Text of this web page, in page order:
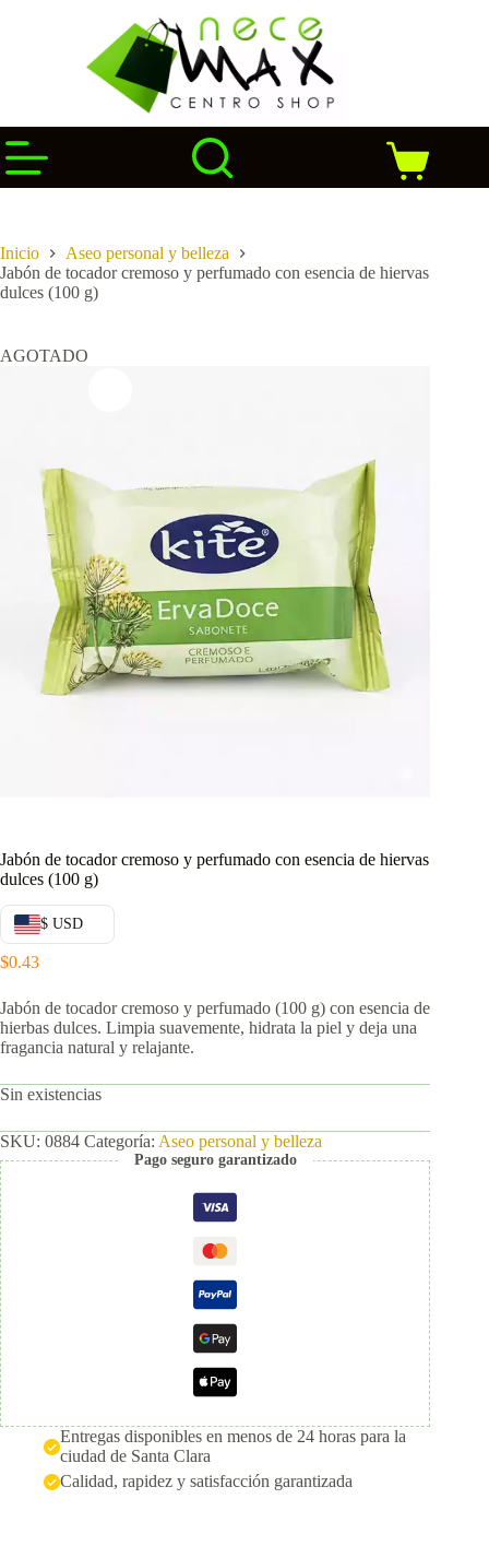
Carro
de
Inicio
Aseo personal y belleza
Jabón de tocador cremoso y perfumado con esencia de hiervas
dulces (100 g)
AGOTADO
Jabón de tocador cremoso y perfumado con esencia de hiervas
dulces (100 g)
$ USD
$0.43
Jabón de tocador cremoso y perfumado (100 g) con esencia de
hierbas dulces. Limpia suavemente, hidrata la piel y deja una
fragancia natural y relajante.
Sin existencias
SKU: 0884 Categoría: Aseo personal y belleza
Pago seguro garantizado
Entregas disponibles en menos de 24 horas para la
ciudad de Santa Clara
Calidad, rapidez y satisfacción garantizada